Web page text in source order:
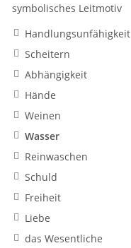
symbolisches Leitmotiv
Handlungsunfähigkeit
Scheitern
Abhängigkeit
Hände
Weinen
Wasser
Reinwaschen
Schuld
Freiheit
Liebe
das Wesentliche